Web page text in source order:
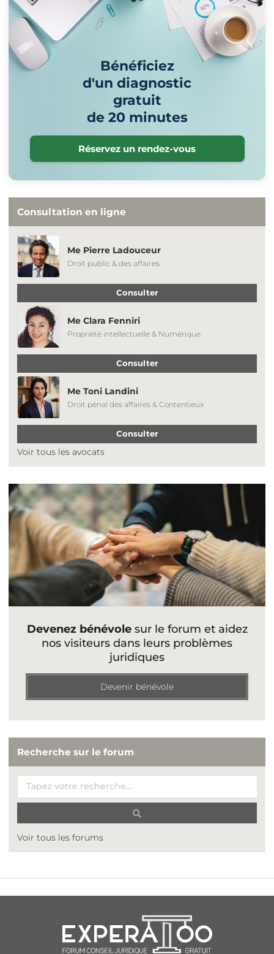
Bénéficiez
d'un diagnostic
gratuit
de 20 minutes
Réservez un rendez-vous
Consultation en ligne
Me Pierre Ladouceur
Droit public & des affaires
Consulter
Me Clara Fenniri
Propriété intellectuelle & Numérique
Consulter
Me Toni Landini
Droit pénal des affaires & Contentieux
Consulter
Voir tous les avocats
Devenez bénévolesur le forum et aidez
nos visiteurs dans leurs problèmes
juridiques
Devenir bénévole
Recherche sur le forum
Voir tous les forums